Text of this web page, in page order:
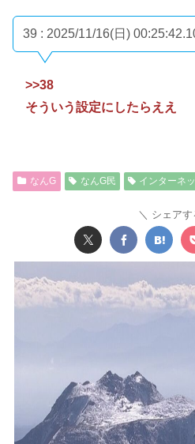
39 : 2025/11/16(日)
>>38
そういう設定にしたらええ
なんG なんG民 インターネ
シェアす